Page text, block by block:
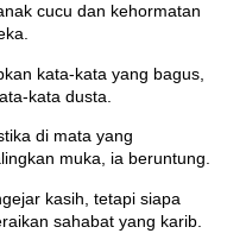
cucu dan kehormatan
kata-kata yang bagus,
kata dusta.
di mata yang
muka, ia beruntung.
kasih, tetapi siapa
sahabat yang karib.